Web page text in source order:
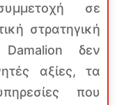
σε
στρατηγική
δεν
αξίες, τα
που